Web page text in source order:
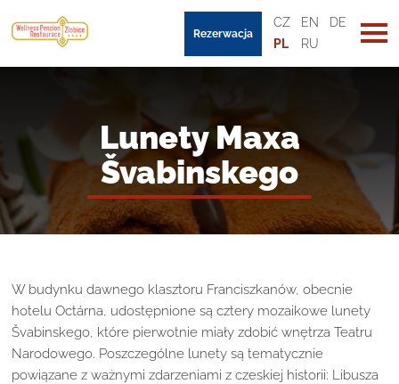
Rezerwacja
CZ EN
DE
PL
RU
Lunety Maxa
Švabinskego
W budynku dawnego klasztoru Franciszkanów, obecnie
hotelu Octárna, udostępnione są cztery mozaikowe lunety
Švabinskego, które pierwotnie miały zdobić wnętrza Teatru
Narodowego. Poszczególne lunety są tematycznie
powiązane z ważnymi zdarzeniami z czeskiej historii: Libusza